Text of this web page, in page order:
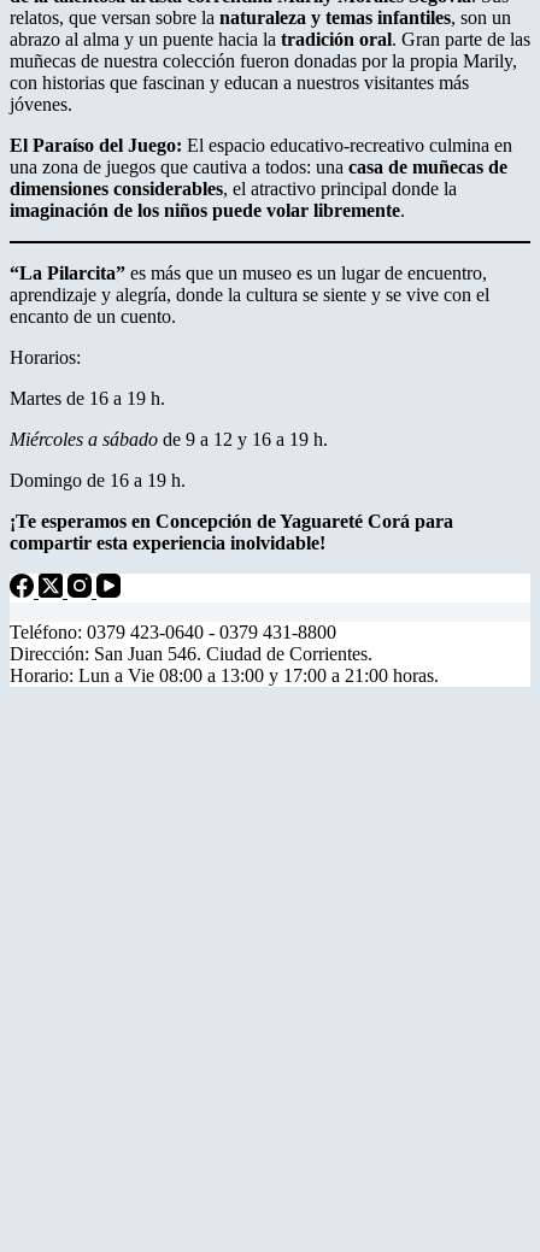
relatos, que versan sobre la naturaleza y temas infantiles, son un
abrazo al alma y un puente hacia la tradición oral. Gran parte de las
muñecas de nuestra colección fueron donadas por la propia Marily,
con historias que fascinan y educan a nuestros visitantes más
jóvenes.
El Paraíso del Juego: El espacio educativo-recreativo culmina en
una zona de juegos que cautiva a todos: una casa de muñecas de
dimensiones considerables, el atractivo principal donde la
imaginación de los niños puede volar libremente.
“La Pilarcita” es más que un museo es un lugar de encuentro,
aprendizaje y alegría, donde la cultura se siente y se vive con el
encanto de un cuento.
Horarios:
Martes de 16 a 19 h.
Miércoles a sábado de 9 a 12 y 16 a 19 h.
Domingo de 16 a 19 h.
¡Te esperamos en Concepción de Yaguareté Corá para
compartir esta experiencia inolvidable!
Teléfono: 0379 423-0640 - 0379 431-8800
Dirección: San Juan 546. Ciudad de Corrientes.
Horario: Lun a Vie 08:00 a 13:00 y 17:00 a 21:00 horas.